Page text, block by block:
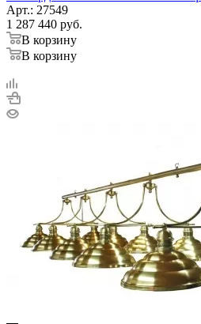
Арт.: 27549
1 287 440 руб.
В корзину
В корзину